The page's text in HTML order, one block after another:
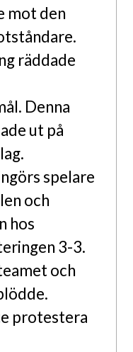
mot den
räddade
Denna
ut på
spelare
och
hos
3-3.
och
protestera